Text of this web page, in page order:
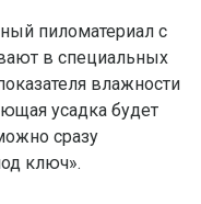
пиломатериал с
в специальных
влажности
усадка будет
сразу
ключ».